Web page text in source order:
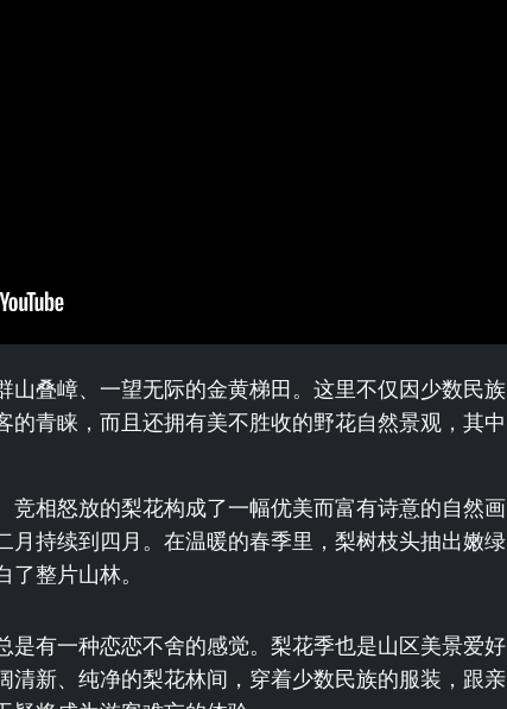
山叠嶂、一望无际的金黄梯田。这里不仅因少数民族
的青睐，而且还拥有美不胜收的野花自然景观，其中
竞相怒放的梨花构成了一幅优美而富有诗意的自然画
月持续到四月。在温暖的春季里，梨树枝头抽出嫩绿
整片山林。
是有一种恋恋不舍的感觉。梨花季也是山区美景爱好
清新、纯净的梨花林间，穿着少数民族的服装，跟亲